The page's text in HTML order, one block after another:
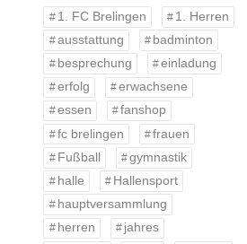
1. FC Brelingen
1. Herren
ausstattung
badminton
besprechung
einladung
erfolg
erwachsene
essen
fanshop
fc brelingen
frauen
Fußball
gymnastik
halle
Hallensport
hauptversammlung
herren
jahres